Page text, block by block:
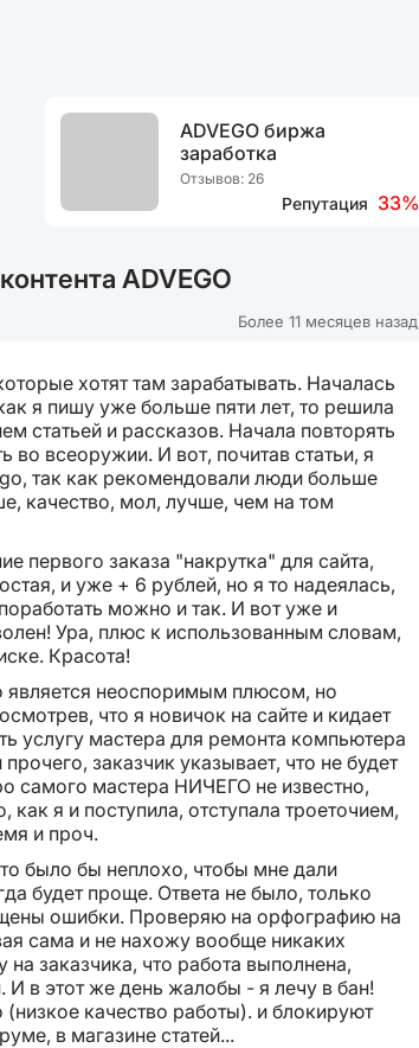
ADVEGO биржа
заработка
Отзывов: 26
Репутация 33%
ADVEGO
Более 11 месяцев назад
хотят там зарабатывать. Началась
я пишу уже больше пяти лет, то решила
статьей и рассказов. Начала повторять
во всеоружии. И вот, почитав статьи, я
так как рекомендовали люди больше
качество, мол, лучше, чем на том
первого заказа "накрутка" для сайта,
и уже + 6 рублей, но я то надеялась,
можно и так. И вот уже и
Ура, плюс к использованным словам,
Красота!
является неоспоримым плюсом, но
что я новичок на сайте и кидает
услугу мастера для ремонта компьютера
заказчик указывает, что не будет
самого мастера НИЧЕГО не известно,
я и поступила, отступала троеточием,
и проч.
было бы неплохо, чтобы мне дали
будет проще. Ответа не было, только
ошибки. Проверяю на орфографию на
сама и не нахожу вообще никаких
заказчика, что работа выполнена,
И в этот же день жалобы - я лечу в бан!
качество работы). и блокируют
в магазине статей...